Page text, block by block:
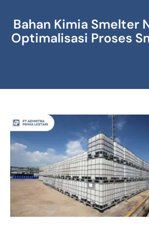
Bahan Kimia Smelter
Optimalisasi Proses